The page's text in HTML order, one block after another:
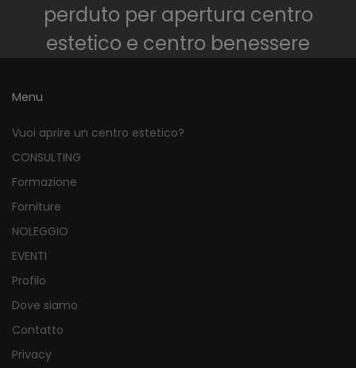
perduto per apertura centro
estetico e centro benessere
Menu
Vuoi aprire un centro estetico?
CONSULTING
Formazione
Forniture
NOLEGGIO
EVENTI
Profilo
Dove siamo
Contatto
Privacy